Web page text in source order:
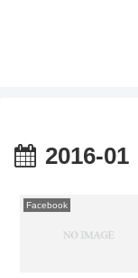
2016-01
Facebook